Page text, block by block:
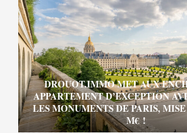
DROUOT.IMMO MET AUX
APPARTEMENT D’EXCEPTION
LES MONUMENTS DE PARIS,
M€ !